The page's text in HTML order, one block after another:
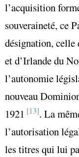
l’acquisition
souveraineté, ce
désignation, celle
et d’Irlande du
l’autonomie
nouveau
1921 [13]. La
l’autorisation
les titres qui lui